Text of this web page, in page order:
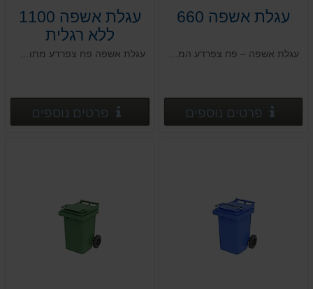
עגלת אשפה 660
עגלת אשפה – פח צפרדע המיוצרת בטכנולוגיה חדשנית העושה שימוש בחומרים עמידים בפני מפגעי אקלים
פרטים נוספים פרטים נוספים
עגלת אשפה 1100
ללא רגלית
עגלת אשפה פח צפרדע מתוצרת כחול לבן
פרטים נוספים